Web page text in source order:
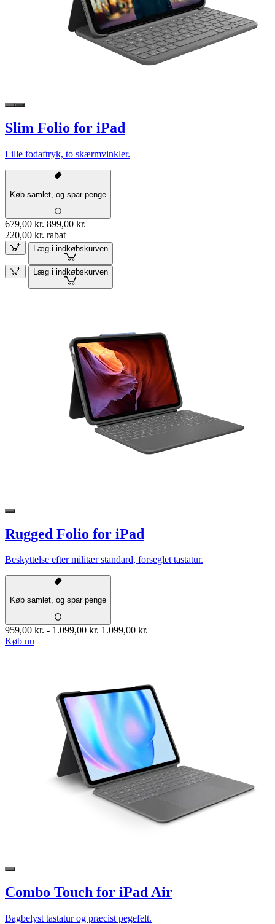
Slim Folio for iPad
Lille fodaftryk, to skærmvinkler.
Køb samlet, og spar penge
679,00 kr. 899,00 kr.
220,00 kr. rabat
Læg i indkøbskurven
Læg i indkøbskurven
Rugged Folio for iPad
Beskyttelse efter militær standard, forseglet tastatur.
Køb samlet, og spar penge
959,00 kr. - 1.099,00 kr. 1.099,00 kr.
Køb nu
Combo Touch for iPad Air
Bagbelyst tastatur og præcist pegefelt.